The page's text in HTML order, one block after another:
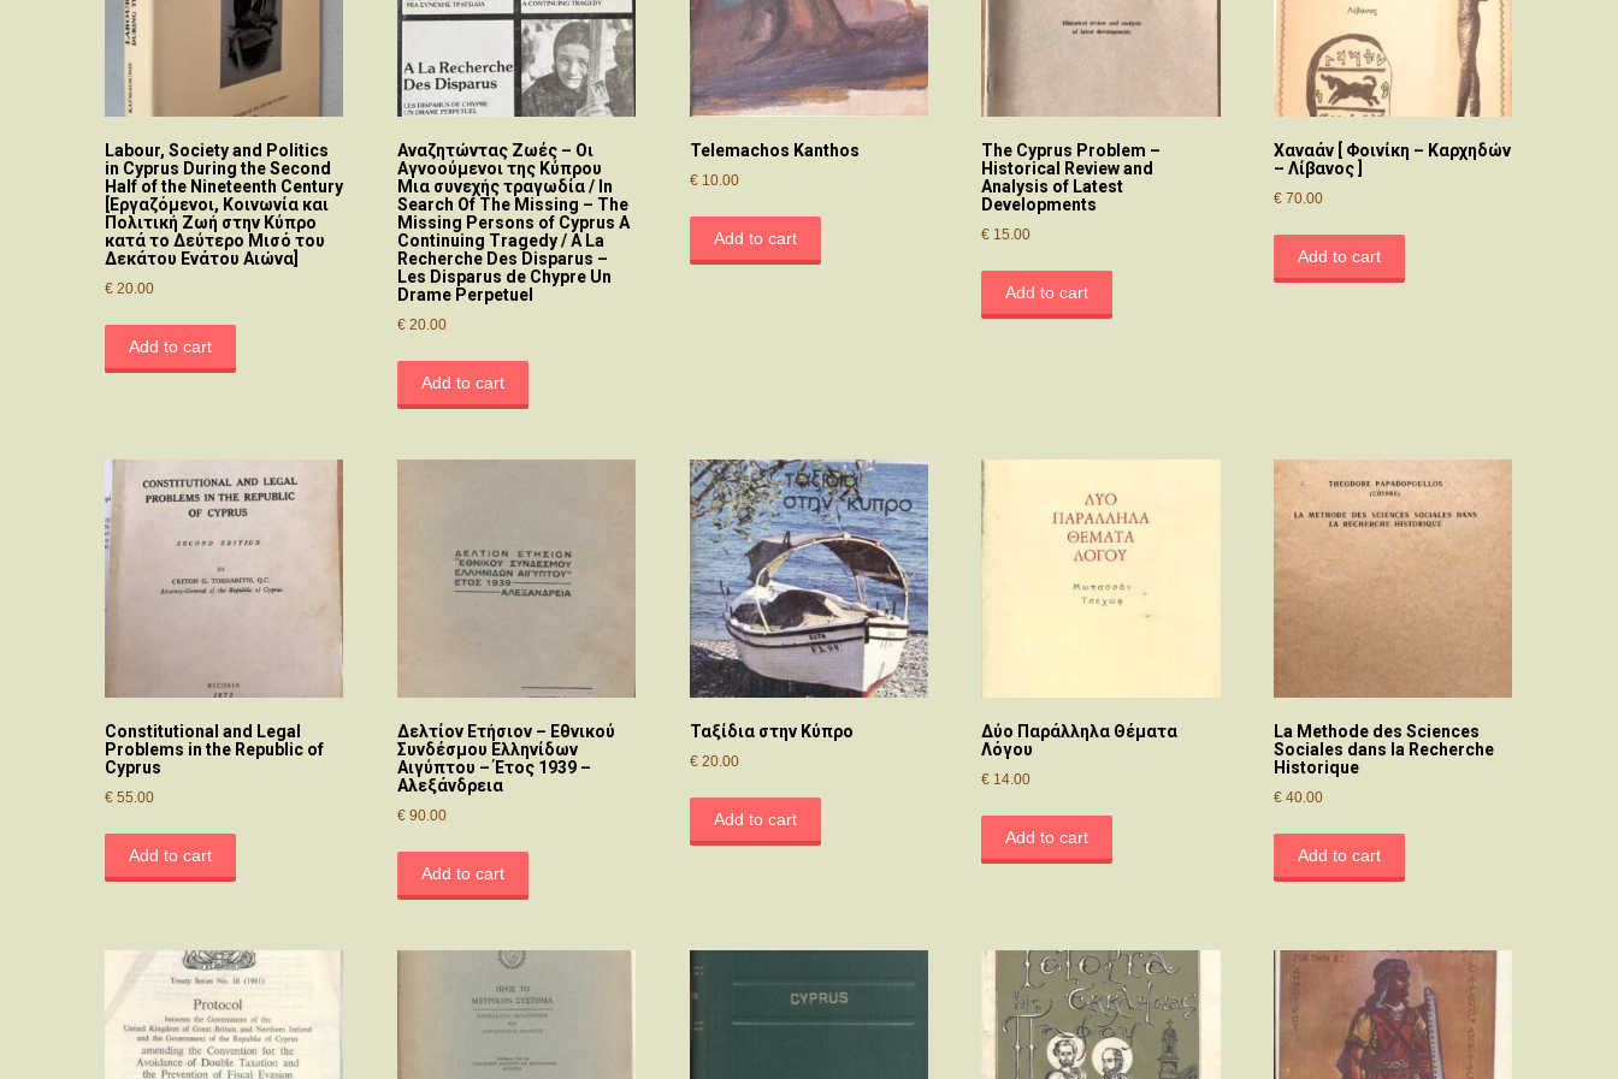
Labour, Society and Politics
in Cyprus During the Second
Half of the Nineteenth Century
[Εργαζόμενοι, Κοινωνία και
Πολιτική Ζωή στην Κύπρο
κατά το Δεύτερο Μισό του
Δεκάτου Ενάτου Αιώνα]
€ 20.00
Add to cart
Αναζητώντας Ζωές – Οι
Αγνοούμενοι της Κύπρου
Μια συνεχής τραγωδία / In
Search Of The Missing – The
Missing Persons of Cyprus A
Continuing Tragedy / A La
Recherche Des Disparus –
Les Disparus de Chypre Un
Drame Perpetuel
€20.00
Add to cart
Telemachos Kanthos
€10.00
Add to cart
The Cyprus Problem –
Historical Review and
Analysis of Latest
Developments
€ 15.00
Add to cart
Χαναάν [ Φοινίκη – Καρχηδών
– Λίβανος ]
€ 70.00
Add to cart
Constitutional and Legal
Problems in the Republic of
Cyprus
€ 55.00
Add to cart
Δελτίον Ετήσιον – Εθνικού
Συνδέσμου Ελληνίδων
Αιγύπτου – Έτος 1939 –
Αλεξάνδρεια
€90.00
Add to cart
Ταξίδια στην Κύπρο
€20.00
Add to cart
Δύο Παράλληλα Θέματα
Λόγου
€ 14.00
Add to cart
La Methode des Sciences
Sociales dans la Recherche
Historique
€ 40.00
Add to cart